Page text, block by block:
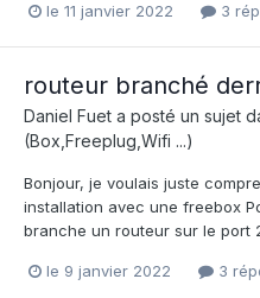
le 11 janvier 2022 3
routeur branché
Daniel Fuet a posté un sujet
(Box,Freeplug,Wifi ...)
Bonjour, je voulais juste
installation avec une freebox
branche un routeur sur le port
le 9 janvier 2022 3